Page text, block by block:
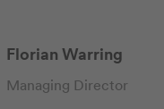
Florian Warring
Managing Director